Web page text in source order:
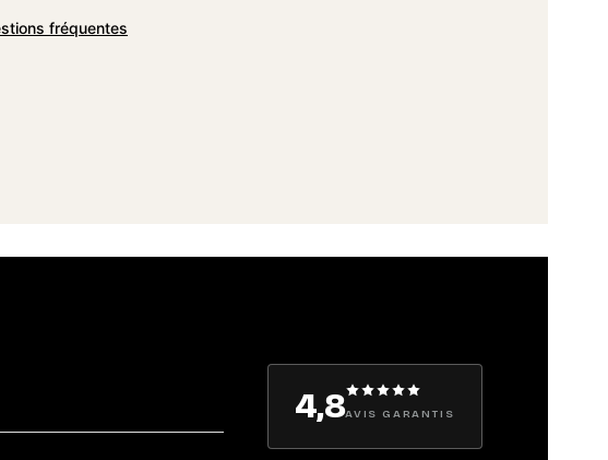
fréquentes
4,8AVIS GARANTIS